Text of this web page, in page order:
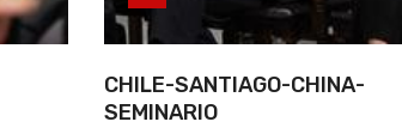
CHILE-SANTIAGO-CHINA-
SEMINARIO